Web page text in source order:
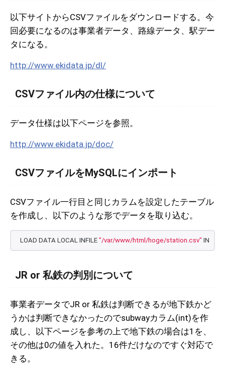
以下サイトからCSVファイルをダウンロードする。今
回必要になるのは事業者データ、路線データ、駅デー
タになる。
http://www.ekidata.jp/dl/
CSVファイル内の仕様について
データ仕様は以下ページを参照。
http://www.ekidata.jp/doc/
CSVファイルをMySQLにインポート
CSVファイル一行目と同じカラムを設定したテーブル
を作成し、以下のような形でデータを取り込む。
LOAD DATA LOCAL INFILE "/var/www/html/hoge/station.csv" INTO
JR or 私鉄の判別について
事業者データでJR or 私鉄は判断できるが地下鉄かど
うかは判断できなかったのでsubwayカラム(int)を作
成し、以下ページを参考の上で地下鉄の場合は1を、
その他は0の値を入れた。16件だけなのですぐ対応で
きる。